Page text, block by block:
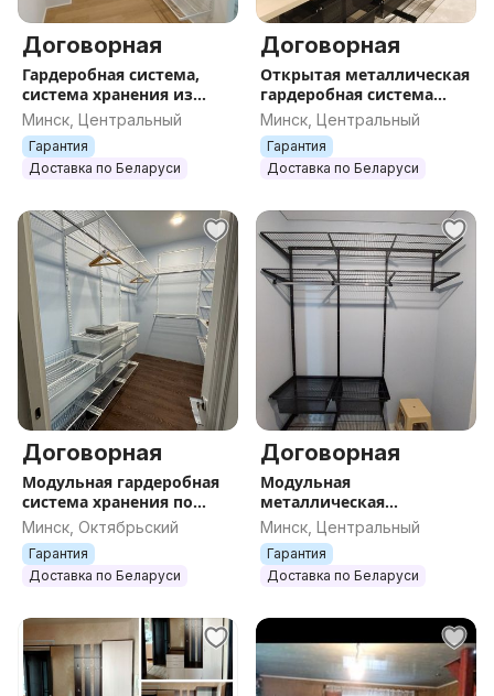
Договорная
Гардеробная система,
система хранения из
металла Титан-GS по
Вашим размерам, аналог
шкафа
Минск, Центральный
Гарантия
Доставка по Беларуси
Договорная
Открытая металлическая
гардеробная система
хранения Титан-ГС по
индивидуальным
размерам, аналог шкаф
Минск, Центральный
Гарантия
Доставка по Беларуси
Договорная
Модульная гардеробная
система хранения по
индивидуальному
проекту, на заказ, по
Вашим размерам
Минск, Октябрьский
Гарантия
Доставка по Беларуси
Договорная
Модульная
металлическая
гардеробная система
хранения на заказ, по
Вашим размерам, аналог
шкафа
Минск, Центральный
Гарантия
Доставка по Беларуси